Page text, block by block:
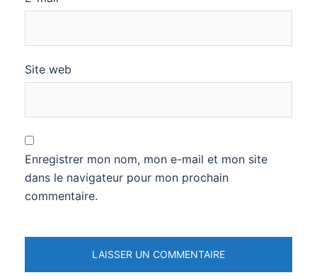
Site web
Enregistrer mon nom, mon e-mail et mon site
dans le navigateur pour mon prochain
commentaire.